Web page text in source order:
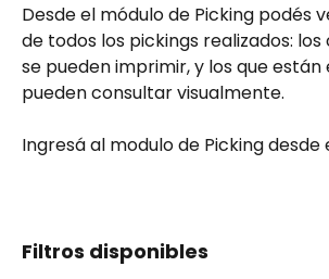
Desde el módulo de Picking podés
de todos los pickings realizados:
se pueden imprimir, y los que están
pueden consultar visualmente.
Ingresá al modulo de Picking
Filtros disponibles